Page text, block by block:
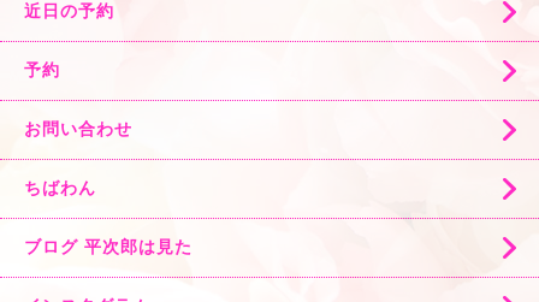
近日の予約
予約
お問い合わせ
ちばわん
ブログ 平次郎は見た